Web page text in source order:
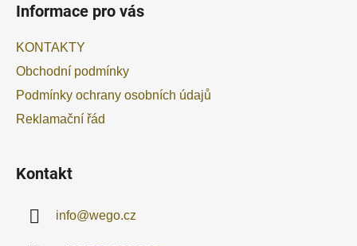
Informace pro vás
KONTAKTY
Obchodní podmínky
Podmínky ochrany osobních údajů
Reklamační řád
Kontakt
info@wego.cz